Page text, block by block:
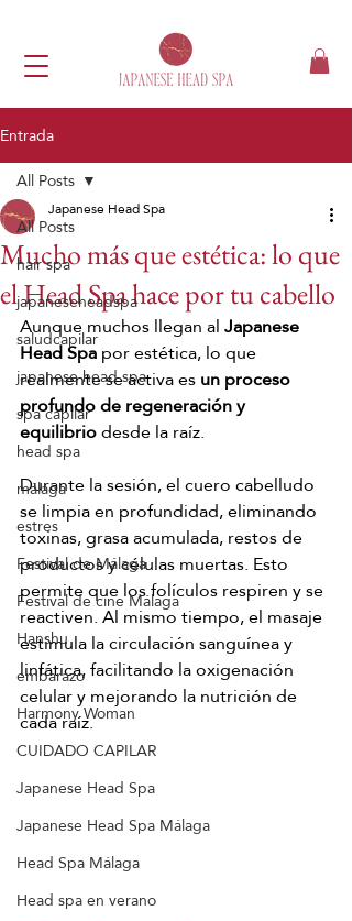
Entrada
All Posts
hair spa
japaneseheadspa
saludcapilar
japanese head spa
spa capilar
head spa
málaga
estres
Festival de Málaga
Festival de cine Málaga
Hanshu
embarazo
Harmony Woman
CUIDADO CAPILAR
Japanese Head Spa
Japanese Head Spa Málaga
Head Spa Málaga
Head spa en verano
All Posts
Mucho más que estética: lo que
el Head Spa hace por tu cabello
Japanese Head Spa
Aunque muchos llegan al Japanese
Head Spa por estética, lo que
realmente se activa es un proceso
profundo de regeneración y
equilibrio desde la raíz.
Durante la sesión, el cuero cabelludo
se limpia en profundidad, eliminando
toxinas, grasa acumulada, restos de
productos y células muertas. Esto
permite que los folículos respiren y se
reactiven. Al mismo tiempo, el masaje
estimula la circulación sanguínea y
linfática, facilitando la oxigenación
celular y mejorando la nutrición de
cada raíz.